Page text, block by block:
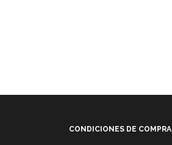
CONDICIONES DE COMPRA